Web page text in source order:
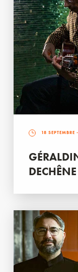
18 SEPTEMBRE
DECHÊNE